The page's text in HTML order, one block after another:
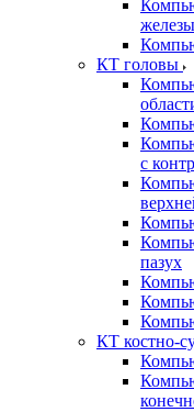
железы
КТ головы
с
пазух
КТ костно-